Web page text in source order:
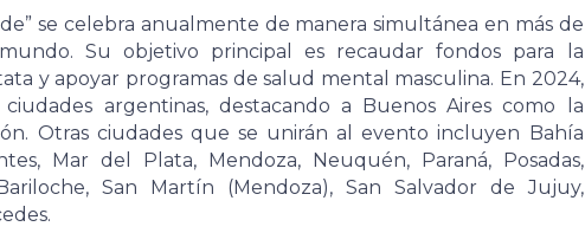
se celebra anualmente de manera simultánea en más de
Su objetivo principal es recaudar fondos para la
y apoyar programas de salud mental masculina. En 2024,
argentinas, destacando a Buenos Aires como la
Otras ciudades que se unirán al evento incluyen Bahía
Mar del Plata, Mendoza, Neuquén, Paraná, Posadas,
San Martín (Mendoza), San Salvador de Jujuy,